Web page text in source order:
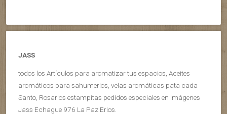
JASS
todos los Artículos para aromatizar tus espacios, Aceites
aromáticos para sahumerios, velas aromáticas pata cada
Santo, Rosarios estampitas pedidos especiales en imágenes
Jass Echague 976 La Paz Erios.